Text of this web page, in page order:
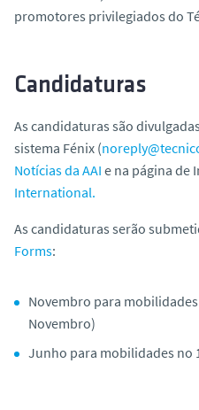
promotores privilegiados do
Candidaturas
As candidaturas são
sistema Fénix (
Notícias da AAI e na página de
International.
As candidaturas serão
Forms:
Novembro para
Novembro)
Junho para mobilidades no